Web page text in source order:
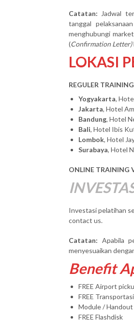
Catatan: Jadwal
tanggal
menghubungi
(Confirmation Letter)
LOKASI
REGULER TRAINING
Yogyakarta,
Jakarta, Hotel
Bandung, Hotel
Bali, Hotel Ibis
Lombok, Hotel
Surabaya, Hotel
ONLINE TRAINING
Investasi pelatihan
contact us.
Catatan: Apabila
menyesuaikan
Benefit
FREE Airport
FREE
Module / Handout
FREE Flashdisk